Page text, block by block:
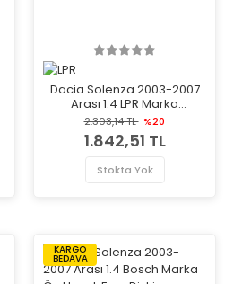
Dacia Solenza 2003-2007
Arası 1.4 LPR Marka
Devirdaim Su Pompası
2.303,14 TL %20
1.842,51 TL
Stokta Yok
KARGO
BEDAVA